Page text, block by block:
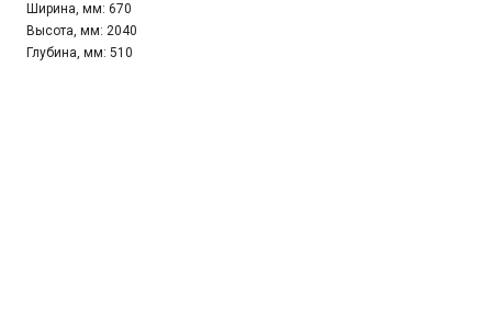
Ширина, мм: 670
Высота, мм: 2040
Глубина, мм: 510